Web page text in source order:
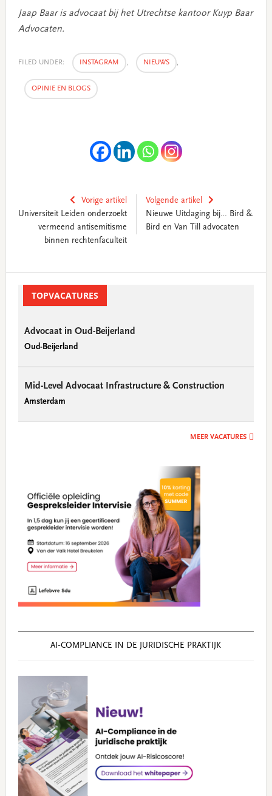
Jaap Baar is advocaat bij het Utrechtse kantoor Kuyp Baar
Advocaten.
FILED UNDER: INSTAGRAM , NIEUWS ,
OPINIE EN BLOGS
Vorige artikel
Universiteit Leiden onderzoekt
vermeend antisemitisme
binnen rechtenfaculteit
Volgende artikel
Nieuwe Uitdaging bij… Bird &
Bird en Van Till advocaten
SidebarTOPVACATURES
Advocaat in Oud-Beijerland
Oud-Beijerland
Mid-Level Advocaat Infrastructure & Construction
Amsterdam
MEER VACATURES
AI‑COMPLIANCE IN DE JURIDISCHE PRAKTIJK